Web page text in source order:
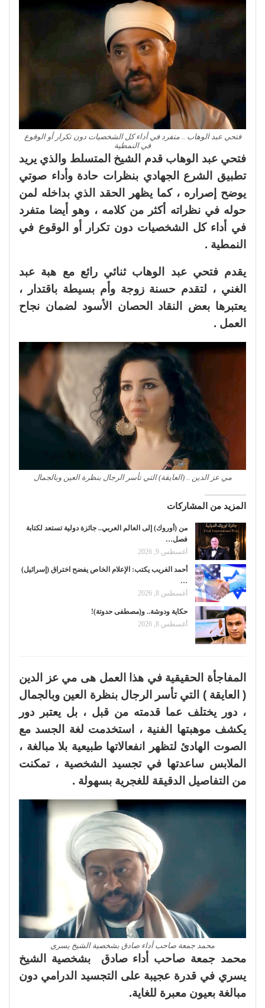
فتحي عبد الوهاب .. متفرد في أداء كل الشخصيات دون تكرار أو الوقوع
في النمطية
فتحي عبد الوهاب قدم الشيخ المتسلط والذي يريد
تطبيق الشرع الجهادي بنظرات حادة وأداء صوتي
يوضح إصراره ، كما يظهر الحقد الذي بداخله لمن
حوله في نظراته أكثر من كلامه ، وهو أيضا متفرد
في أداء كل الشخصيات دون تكرار أو الوقوع في
النمطية .
يقدم فتحي عبد الوهاب ثنائي رائع مع هبة عبد
الغني ، لتقدم حسنة زوجة وأم بسيطة باقتدار ،
يعتبرها بعض النقاد الحصان الأسود لضمان نجاح
العمل .
مي عز الدين .. (العايقة) التي تأسر الرجال بنظرة العين وبالجمال
المزيد من المشاركات
من (أوروك) إلى العالم العربي.. جائزة دولية تستعد لكتابة
فصل…
أغسطس 9, 2026
أحمد الغريب يكتب: الإعلام الخاص يفضح اختراق (إسرائيل)
…
أغسطس 8, 2026
حكاية ودوشة.. و(مصطفى حدوتة)!
أغسطس 8, 2026
المفاجأة الحقيقية في هذا العمل هى مي عز الدين
( العايقة ) التي تأسر الرجال بنظرة العين وبالجمال
، دور يختلف عما قدمته من قبل ، بل يعتبر دور
يكشف موهبتها الفنية ، استخدمت لغة الجسد مع
الصوت الهادئ لتظهر انفعالاتها طبيعية بلا مبالغة ،
الملابس ساعدتها في تجسيد الشخصية ، تمكنت
من التفاصيل الدقيقة للغجرية بسهولة .
محمد جمعة صاحب أداء صادق بشخصية الشيخ يسري
محمد جمعة صاحب أداء صادق بشخصية الشيخ
يسري في قدرة عجيبة على التجسيد الدرامي دون
مبالغة بعيون معبرة للغاية.